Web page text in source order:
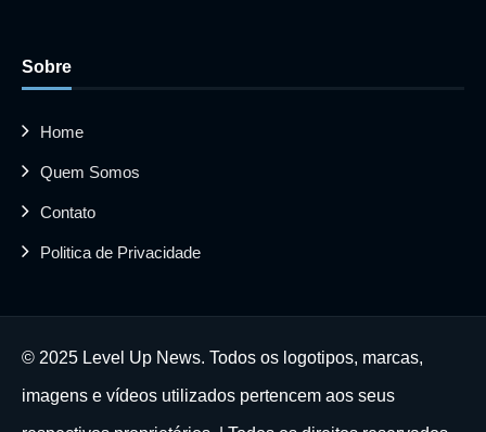
Sobre
Home
Quem Somos
Contato
Politica de Privacidade
© 2025 Level Up News. Todos os logotipos, marcas,
imagens e vídeos utilizados pertencem aos seus